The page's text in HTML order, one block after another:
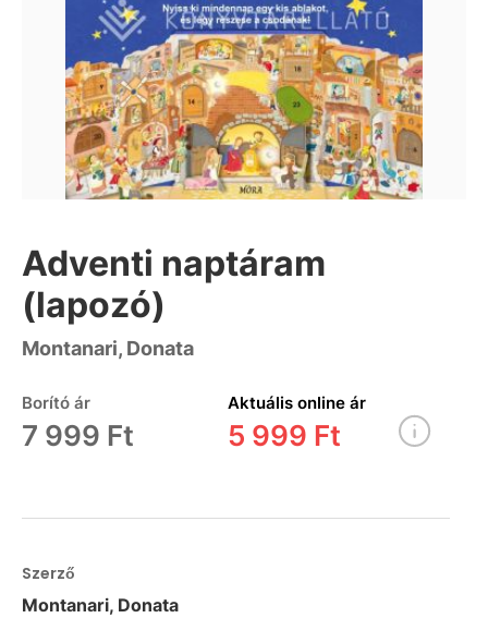
Adventi naptáram
(lapozó)
Montanari, Donata
Borító ár
7 999 Ft
Aktuális online ár
5 999 Ft
Szerző
Montanari, Donata